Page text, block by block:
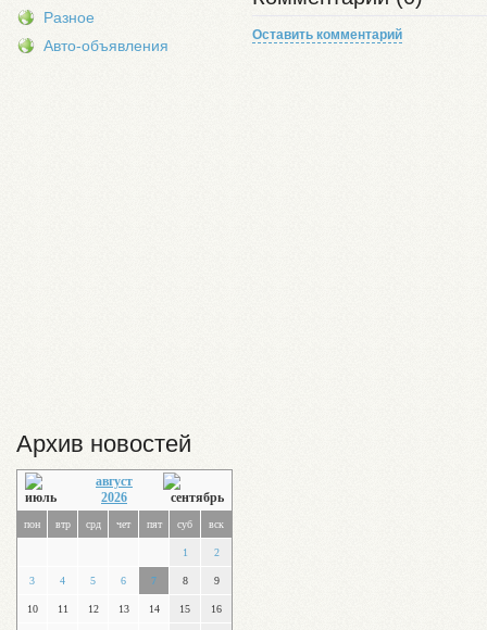
Разное
Авто-объявления
Архив новостей
август
2026
пон втр срд чет пят суб вск
1 2
3 4 5 6 7 8 9
10 11 12 13 14 15 16
Оставить комментарий